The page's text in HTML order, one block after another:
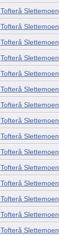
Tofterå Slettemoen
Tofterå Slettemoen
Tofterå Slettemoen
Tofterå Slettemoen
Tofterå Slettemoen
Tofterå Slettemoen
Tofterå Slettemoen
Tofterå Slettemoen
Tofterå Slettemoen
Tofterå Slettemoen
Tofterå Slettemoen
Tofterå Slettemoen
Tofterå Slettemoen
Tofterå Slettemoen
Tofterå Slettemoen